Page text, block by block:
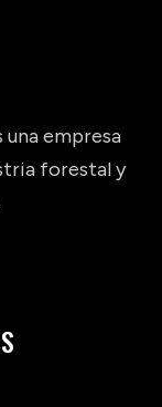
una empresa
forestal y